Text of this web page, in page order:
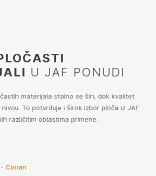
U JAF PONUDI
materijala stalno se širi, dok kvalitet
To potvrđuje i širok izbor ploča iz JAF
različitim oblastima primene.
Corian